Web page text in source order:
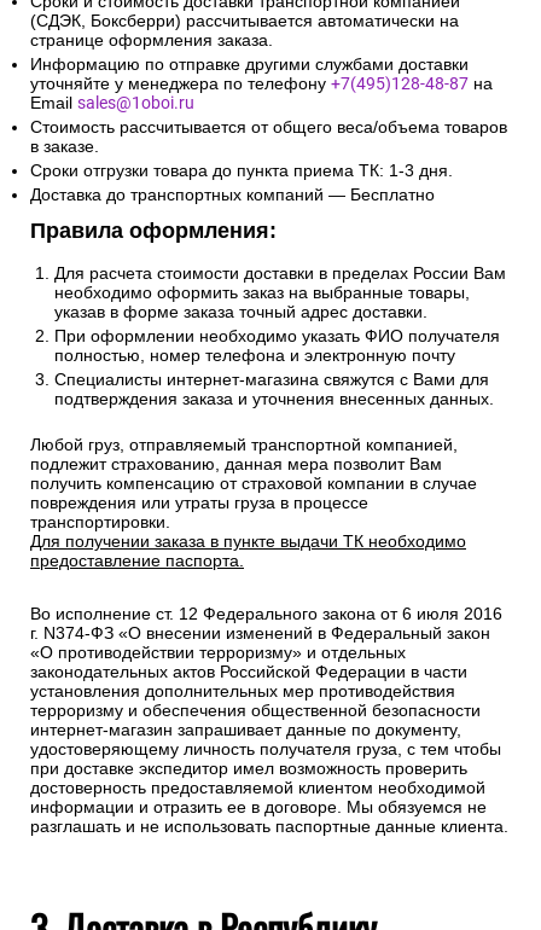
(СДЭК, Боксберри) рассчитывается автоматически на
странице оформления заказа.
Информацию по отправке другими службами доставки
уточняйте у менеджера по телефону +7(495)128-48-87 на
Email sales@1oboi.ru
Стоимость рассчитывается от общего веса/объема товаров
в заказе.
Сроки отгрузки товара до пункта приема ТК: 1-3 дня.
Доставка до транспортных компаний — Бесплатно
Правила оформления:
Для расчета стоимости доставки в пределах России Вам
необходимо оформить заказ на выбранные товары,
указав в форме заказа точный адрес доставки.
При оформлении необходимо указать ФИО получателя
полностью, номер телефона и электронную почту
Специалисты интернет-магазина свяжутся с Вами для
подтверждения заказа и уточнения внесенных данных.
Любой груз, отправляемый транспортной компанией,
подлежит страхованию, данная мера позволит Вам
получить компенсацию от страховой компании в случае
повреждения или утраты груза в процессе
транспортировки.
Для получении заказа в пункте выдачи ТК необходимо
предоставление паспорта.
Во исполнение ст. 12 Федерального закона от 6 июля 2016
г. N374-ФЗ «О внесении изменений в Федеральный закон
«О противодействии терроризму» и отдельных
законодательных актов Российской Федерации в части
установления дополнительных мер противодействия
терроризму и обеспечения общественной безопасности
интернет-магазин запрашивает данные по документу,
удостоверяющему личность получателя груза, с тем чтобы
при доставке экспедитор имел возможность проверить
достоверность предоставляемой клиентом необходимой
информации и отразить ее в договоре. Мы обязуемся не
разглашать и не использовать паспортные данные клиента.